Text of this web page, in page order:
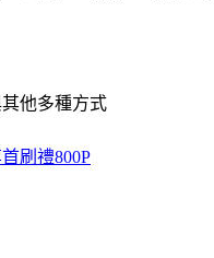
他多種方式
刷禮800P